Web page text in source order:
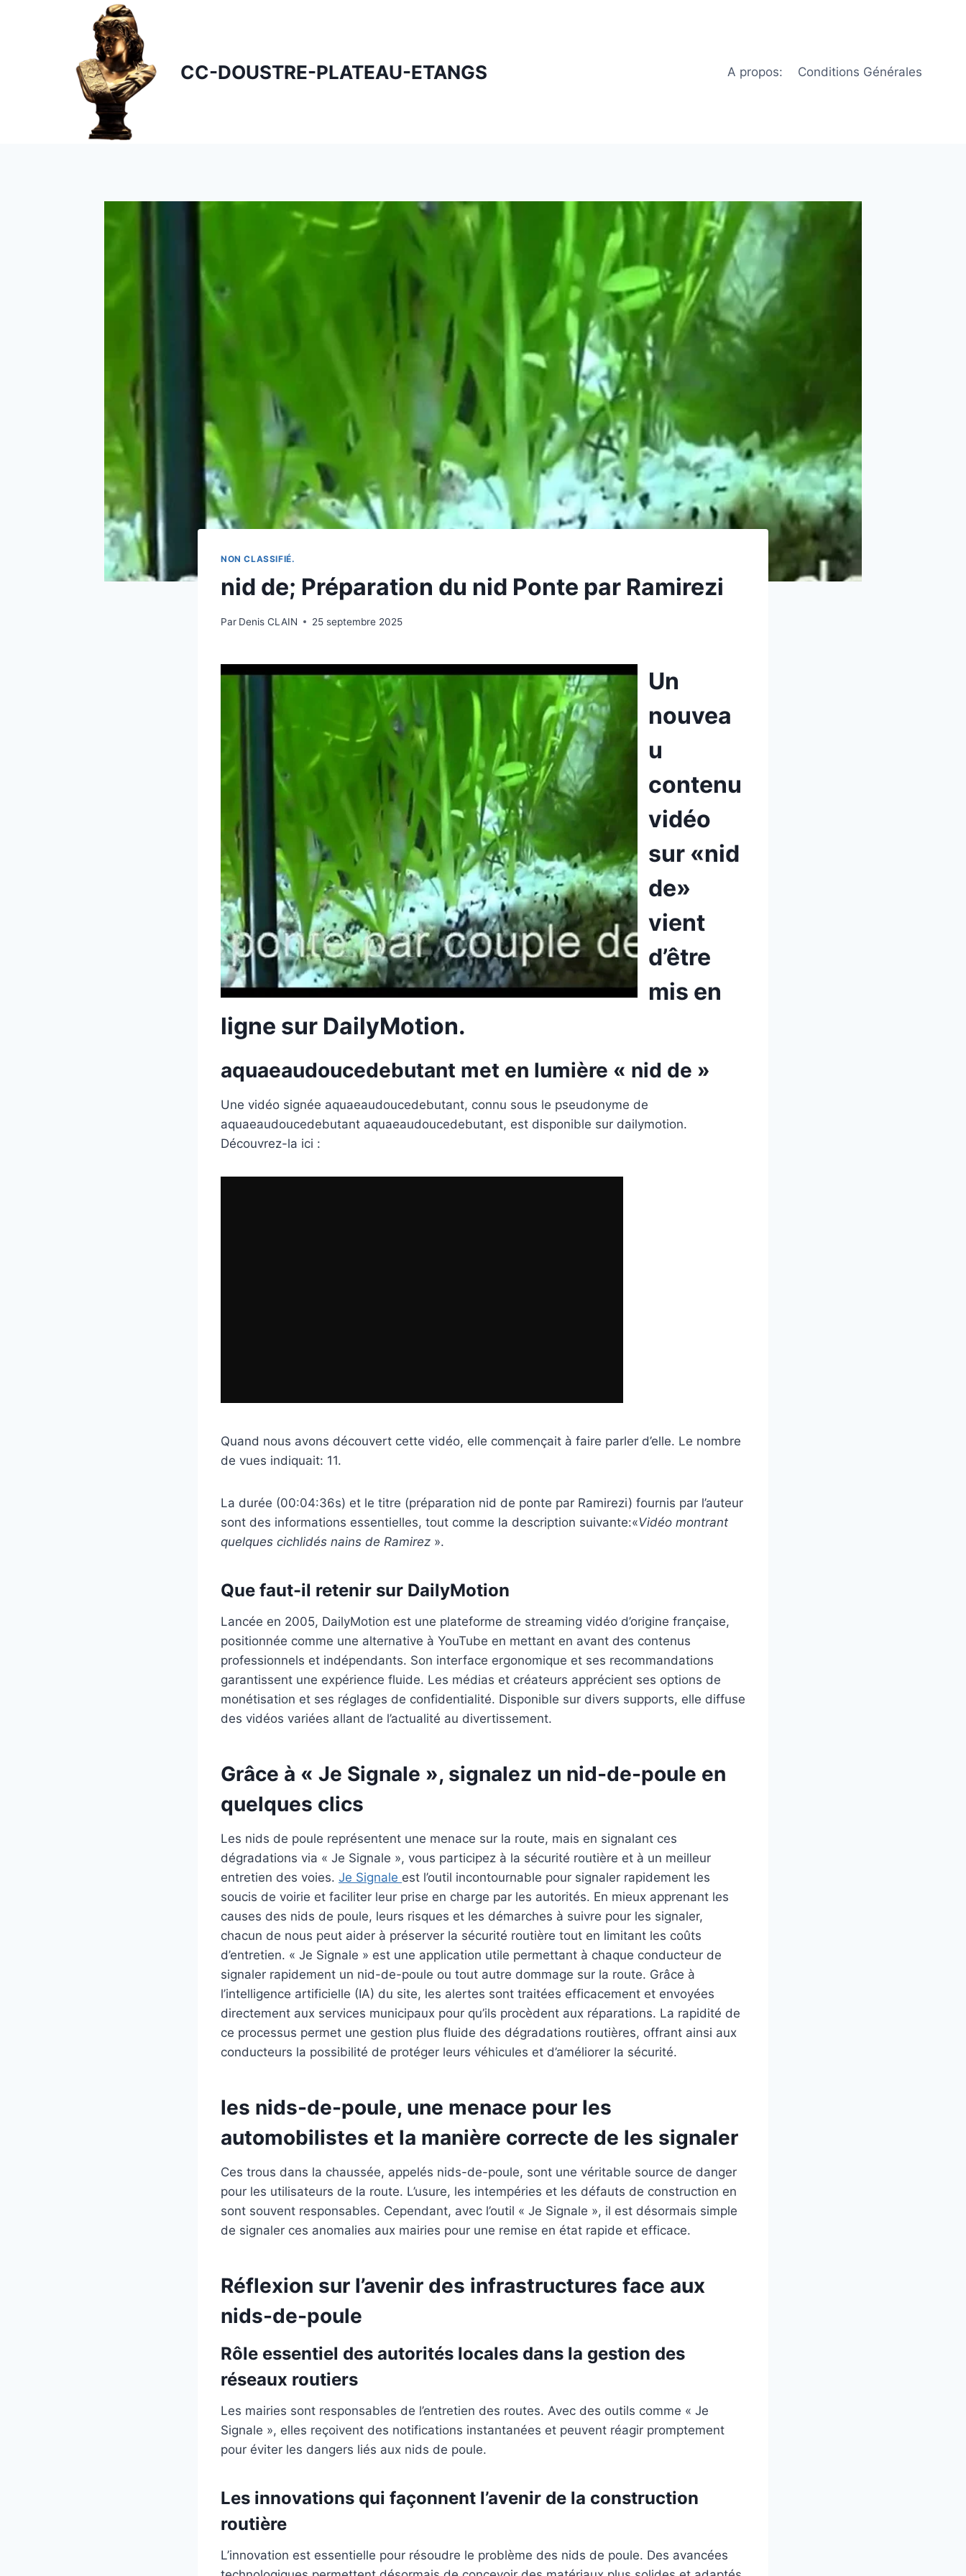
CC-DOUSTRE-PLATEAU-ETANGS A propos: Conditions Générales
NON CLASSIFIÉ.
nid de; Préparation du nid Ponte par Ramirezi
Par Denis CLAIN 25 septembre 2025
Un
nouvea
u
contenu
vidéo
sur «nid
de»
vient
d’être
mis en
ligne sur DailyMotion.
aquaeaudoucedebutant met en lumière « nid de »
Une vidéo signée aquaeaudoucedebutant, connu sous le pseudonyme de
aquaeaudoucedebutant aquaeaudoucedebutant, est disponible sur dailymotion.
Découvrez-la ici :
Quand nous avons découvert cette vidéo, elle commençait à faire parler d’elle. Le nombre
de vues indiquait: 11.
La durée (00:04:36s) et le titre (préparation nid de ponte par Ramirezi) fournis par l’auteur
sont des informations essentielles, tout comme la description suivante:«Vidéo montrant
quelques cichlidés nains de Ramirez ».
Que faut-il retenir sur DailyMotion
Lancée en 2005, DailyMotion est une plateforme de streaming vidéo d’origine française,
positionnée comme une alternative à YouTube en mettant en avant des contenus
professionnels et indépendants. Son interface ergonomique et ses recommandations
garantissent une expérience fluide. Les médias et créateurs apprécient ses options de
monétisation et ses réglages de confidentialité. Disponible sur divers supports, elle diffuse
des vidéos variées allant de l’actualité au divertissement.
Grâce à « Je Signale », signalez un nid-de-poule en
quelques clics
Les nids de poule représentent une menace sur la route, mais en signalant ces
dégradations via « Je Signale », vous participez à la sécurité routière et à un meilleur
entretien des voies. Je Signale est l’outil incontournable pour signaler rapidement les
soucis de voirie et faciliter leur prise en charge par les autorités. En mieux apprenant les
causes des nids de poule, leurs risques et les démarches à suivre pour les signaler,
chacun de nous peut aider à préserver la sécurité routière tout en limitant les coûts
d’entretien. « Je Signale » est une application utile permettant à chaque conducteur de
signaler rapidement un nid-de-poule ou tout autre dommage sur la route. Grâce à
l’intelligence artificielle (IA) du site, les alertes sont traitées efficacement et envoyées
directement aux services municipaux pour qu’ils procèdent aux réparations. La rapidité de
ce processus permet une gestion plus fluide des dégradations routières, offrant ainsi aux
conducteurs la possibilité de protéger leurs véhicules et d’améliorer la sécurité.
les nids-de-poule, une menace pour les
automobilistes et la manière correcte de les signaler
Ces trous dans la chaussée, appelés nids-de-poule, sont une véritable source de danger
pour les utilisateurs de la route. L’usure, les intempéries et les défauts de construction en
sont souvent responsables. Cependant, avec l’outil « Je Signale », il est désormais simple
de signaler ces anomalies aux mairies pour une remise en état rapide et efficace.
Réflexion sur l’avenir des infrastructures face aux
nids-de-poule
Rôle essentiel des autorités locales dans la gestion des
réseaux routiers
Les mairies sont responsables de l’entretien des routes. Avec des outils comme « Je
Signale », elles reçoivent des notifications instantanées et peuvent réagir promptement
pour éviter les dangers liés aux nids de poule.
Les innovations qui façonnent l’avenir de la construction
routière
L’innovation est essentielle pour résoudre le problème des nids de poule. Des avancées